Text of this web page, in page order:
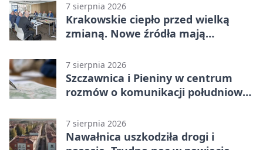
7 sierpnia 2026
Krakowskie ciepło przed wielką
zmianą. Nowe źródła mają
7 sierpnia 2026
Szczawnica i Pieniny w centrum
rozmów o komunikacji południowej
7 sierpnia 2026
Nawałnica uszkodziła drogi i